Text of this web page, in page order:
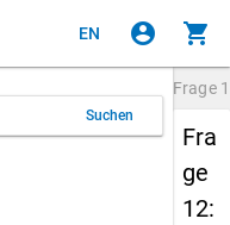
EN account_circle shopping_cart
Suchen
Frage
Fra
ge
12: